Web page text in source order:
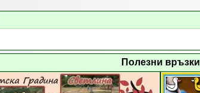
Полезни връзки